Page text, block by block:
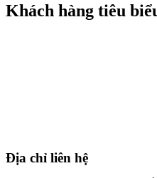
Khách hàng tiêu
Địa chỉ liên hệ